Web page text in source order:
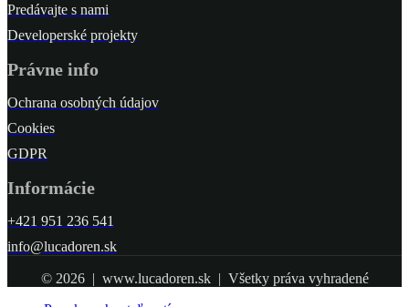
Predávajte s nami
Developerské projekty
Právne info
Ochrana osobných údajov
Cookies
GDPR
Informácie
+421 951 236 541
info@lucadoren.sk
© 2026 | www.lucadoren.sk | Všetky práva vyhradené